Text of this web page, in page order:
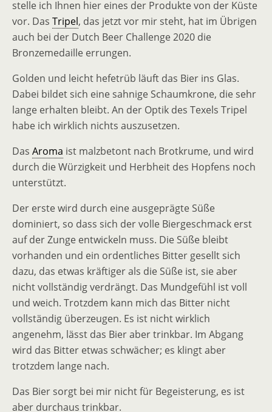
stelle ich Ihnen hier eines der Produkte von der Küste
vor. Das Tripel, das jetzt vor mir steht, hat im Übrigen
auch bei der Dutch Beer Challenge 2020 die
Bronzemedaille errungen.
Golden und leicht hefetrüb läuft das Bier ins Glas.
Dabei bildet sich eine sahnige Schaumkrone, die sehr
lange erhalten bleibt. An der Optik des Texels Tripel
habe ich wirklich nichts auszusetzen.
Das Aroma ist malzbetont nach Brotkrume, und wird
durch die Würzigkeit und Herbheit des Hopfens noch
unterstützt.
Der erste wird durch eine ausgeprägte Süße
dominiert, so dass sich der volle Biergeschmack erst
auf der Zunge entwickeln muss. Die Süße bleibt
vorhanden und ein ordentliches Bitter gesellt sich
dazu, das etwas kräftiger als die Süße ist, sie aber
nicht vollständig verdrängt. Das Mundgefühl ist voll
und weich. Trotzdem kann mich das Bitter nicht
vollständig überzeugen. Es ist nicht wirklich
angenehm, lässt das Bier aber trinkbar. Im Abgang
wird das Bitter etwas schwächer; es klingt aber
trotzdem lange nach.
Das Bier sorgt bei mir nicht für Begeisterung, es ist
aber durchaus trinkbar.